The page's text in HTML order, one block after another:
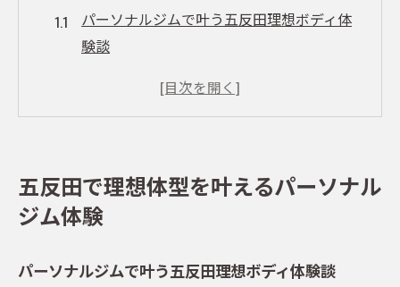
パーソナルジムで叶う五反田理想ボディ体
験談
一人ひとりに最適なパーソナルジムの魅力
効率的なトレーニングで実感する変化の理
由
いコツ
五反田で理想体型を叶えるパーソナル
ジム体験
パーソナルジムで叶う五反田理想ボディ体験談